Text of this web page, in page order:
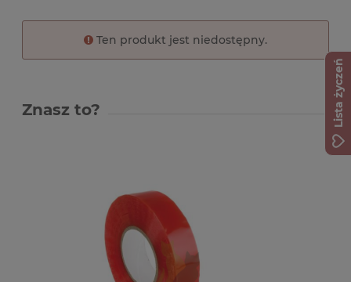
Ten produkt jest niedostępny.
Znasz to? Lista życzeń